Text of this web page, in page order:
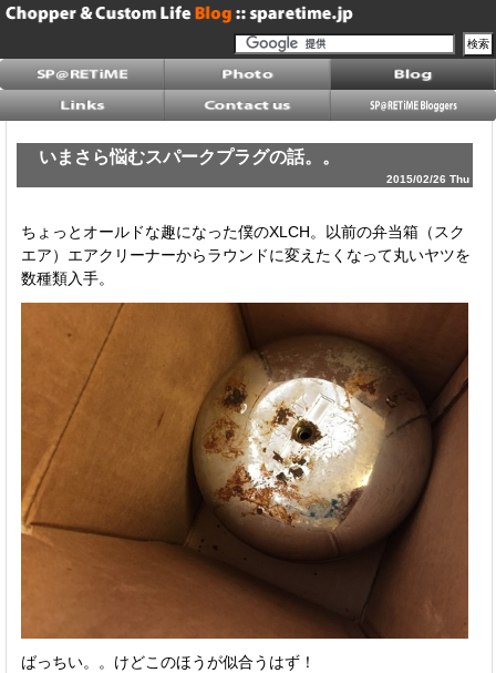
いまさら悩むスパークプラグの話。。
2015/02/26 Thu
ちょっとオールドな趣になった僕のXLCH。以前の弁当箱（スク
エア）エアクリーナーからラウンドに変えたくなって丸いヤツを
数種類入手。
ばっちい。。けどこのほうが似合うはず！